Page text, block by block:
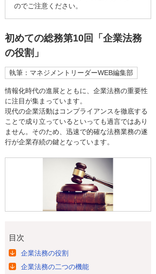
のでご注意ください。
初めての総務第10回「企業法務
の役割」
執筆：マネジメントリーダーWEB編集部
情報化時代の進展とともに、企業法務の重要性
に注目が集まっています。
現代の企業活動はコンプライアンスを徹底する
ことで成り立っているといっても過言ではあり
ません。そのため、迅速で的確な法務業務の遂
行が企業存続の鍵となっています。
目次
企業法務の役割
企業法務の二つの機能